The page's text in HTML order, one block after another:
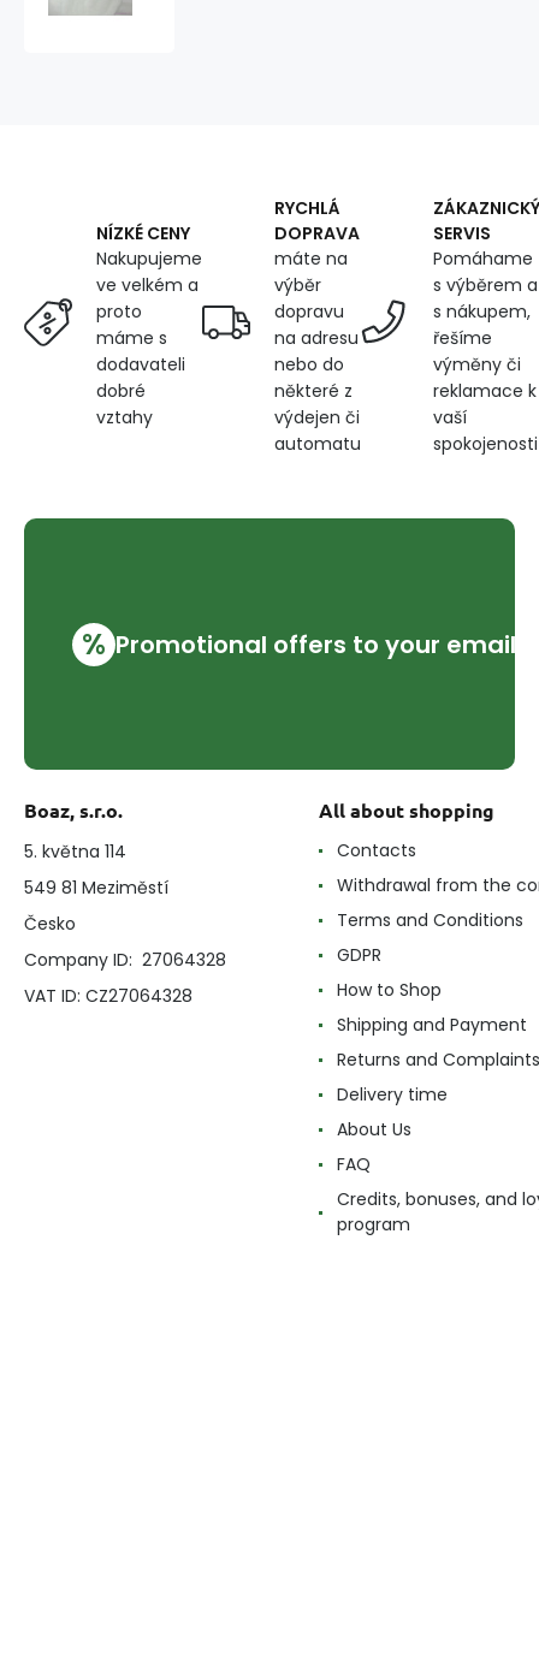
NÍZKÉ CENY
Nakupujeme
ve velkém a
proto
máme s
dodavateli
dobré
vztahy
RYCHLÁ
DOPRAVA
máte na
výběr
dopravu
na adresu
nebo do
některé z
výdejen či
automatu
ZÁKAZNICKÝ
SERVIS
Pomáhame
s výběrem a
s nákupem,
řešíme
výměny či
reklamace k
vaší
spokojenosti
% Promotional offers to your email
Boaz, s.r.o.
5. května 114
549 81 Meziměstí
Česko
Company ID: 27064328
VAT ID: CZ27064328
All about shopping
Contacts
Withdrawal from the
Terms and Conditions
GDPR
How to Shop
Shipping and Payment
Returns and Complaints
Delivery time
About Us
FAQ
Credits, bonuses, and
program